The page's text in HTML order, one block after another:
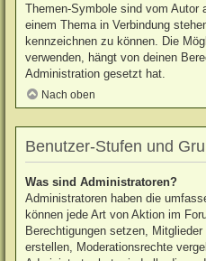
Themen-Symbole sind vom Autor
einem Thema in Verbindung
kennzeichnen zu können. Die
verwenden, hängt von deinen
Administration gesetzt hat.
Nach oben
Benutzer-Stufen und
Was sind Administratoren?
Administratoren haben die
können jede Art von Aktion im
Berechtigungen setzen,
erstellen, Moderationsrechte